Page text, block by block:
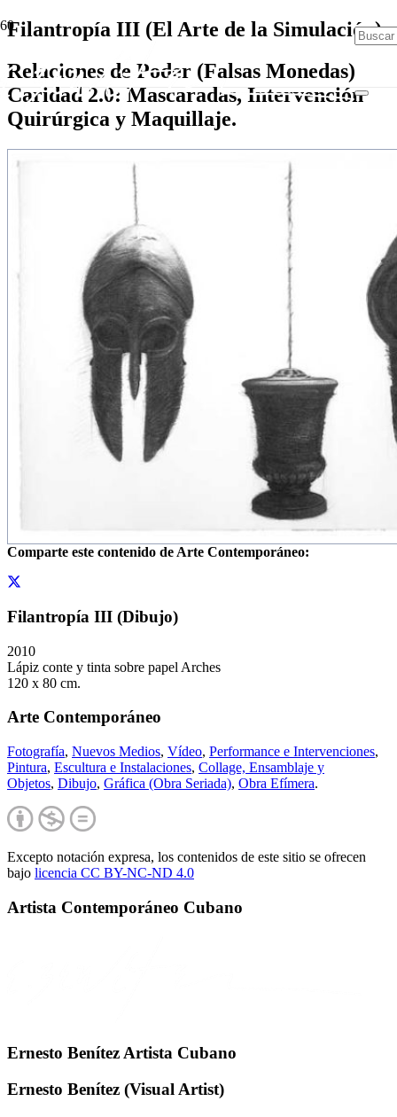
Filantropía III (El Arte de la Simulación)
Relaciones de Poder (Falsas Monedas)
Caridad 2.0: Mascaradas, Intervención
Quirúrgica y Maquillaje.
Comparte este contenido de Arte Contemporáneo:
Filantropía III (Dibujo)
2010
Lápiz conte y tinta sobre papel Arches
120 x 80 cm.
Arte Contemporáneo
Fotografía, Nuevos Medios, Vídeo, Performance e Intervenciones,
Pintura, Escultura e Instalaciones, Collage, Ensamblaje y
Objetos, Dibujo, Gráfica (Obra Seriada), Obra Efímera.
Excepto notación expresa, los contenidos de este sitio se ofrecen
bajo licencia CC BY-NC-ND 4.0
Artista Contemporáneo Cubano
Ernesto Benítez Artista Cubano
Ernesto Benítez (Visual Artist)